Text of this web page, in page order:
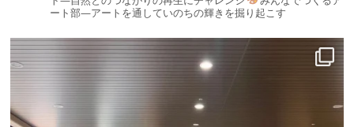
ート部—アートを通していのちの輝きを掘り起こす